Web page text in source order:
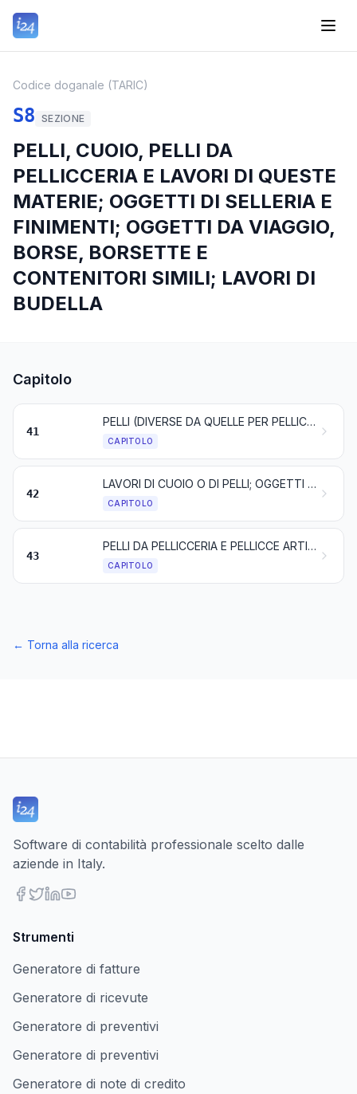
Codice doganale (TARIC)
S8 SEZIONE
PELLI, CUOIO, PELLI DA
PELLICCERIA E LAVORI DI QUESTE
MATERIE; OGGETTI DI SELLERIA E
FINIMENTI; OGGETTI DA VIAGGIO,
BORSE, BORSETTE E
CONTENITORI SIMILI; LAVORI DI
BUDELLA
Capitolo
41
PELLI (DIVERSE DA QUELLE PER PELLICCERIA) E CUOIO
CAPITOLO
42
LAVORI DI CUOIO O DI PELLI; OGGETTI DI SELLERIA E FINIMENTI; OGGETTI DA VIAGGIO, BORSE, BORSETTE E SIMILI CONTENITORI; LAVORI DI BUDELLA
CAPITOLO
43
PELLI DA PELLICCERIA E PELLICCE ARTIFICIALI; RELATIVI LAVORI
CAPITOLO
← Torna alla ricerca
Software di contabilità professionale scelto dalle
aziende in Italy.
Strumenti
Generatore di fatture
Generatore di ricevute
Generatore di preventivi
Generatore di preventivi
Generatore di note di credito